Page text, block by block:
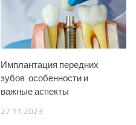
Имплантация передних
зубов: особенности и
важные аспекты
27.11.2023